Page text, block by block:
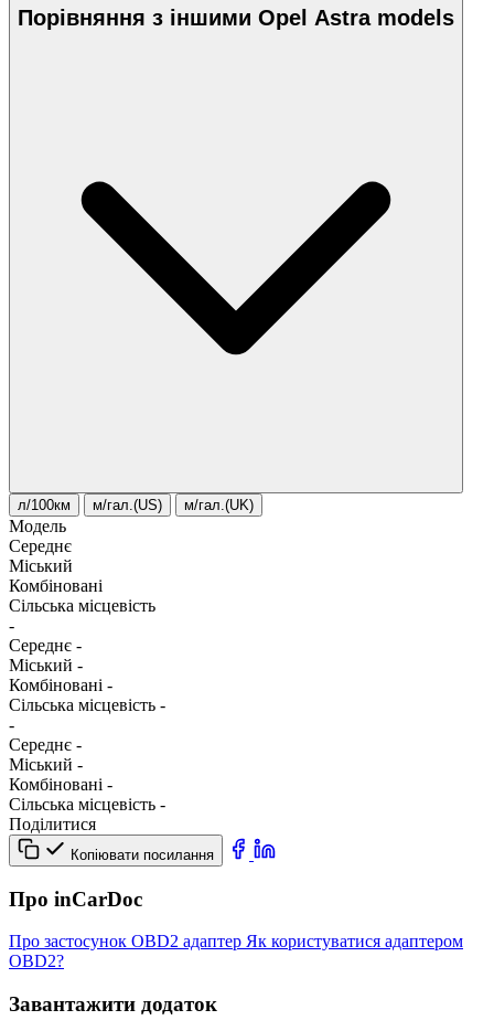
Порівняння з іншими Opel Astra models
л/100км м/гал.(US) м/гал.(UK)
Модель
Середнє
Міський
Комбіновані
Сільська місцевість
-
Середнє -
Міський -
Комбіновані -
Сільська місцевість -
-
Середнє -
Міський -
Комбіновані -
Сільська місцевість -
Поділитися
Копіювати посилання
Про inCarDoc
Про застосунок OBD2 адаптер Як користуватися адаптером
OBD2?
Завантажити додаток